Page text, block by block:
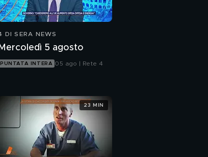
DI SERA NEWS
Mercoledì 5 agosto
PUNTATA INTERA 05 ago | Rete 4
23 MIN